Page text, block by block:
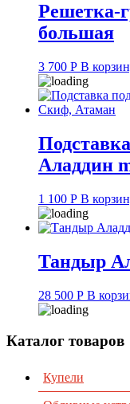
Решетка-
большая
3 700 Р В
Аладдин
1 100 Р В
Тандыр
28 500 Р В
Каталог товаров
Купели